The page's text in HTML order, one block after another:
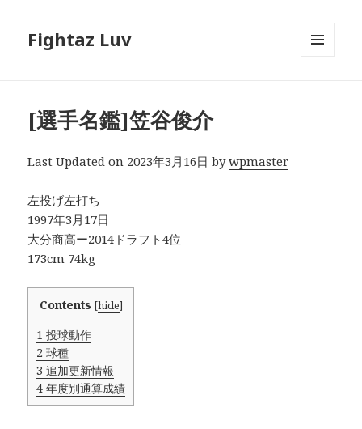
Fightaz Luv
[選手名鑑]笠谷俊介
Last Updated on 2023年3月16日 bywpmaster
左投げ左打ち
1997年3月17日
大分商高ー2014ドラフト4位
173cm 74kg
Contents [hide]
1 投球動作
2 球種
3 追加更新情報
4 年度別通算成績